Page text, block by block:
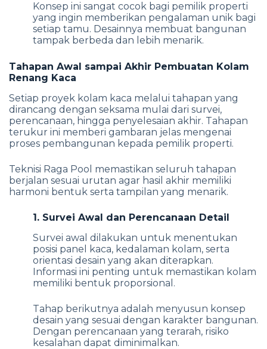
Konsep ini sangat cocok bagi pemilik properti
yang ingin memberikan pengalaman unik bagi
setiap tamu. Desainnya membuat bangunan
tampak berbeda dan lebih menarik.
Tahapan Awal sampai Akhir Pembuatan Kolam
Renang Kaca
Setiap proyek kolam kaca melalui tahapan yang
dirancang dengan seksama mulai dari survei,
perencanaan, hingga penyelesaian akhir. Tahapan
terukur ini memberi gambaran jelas mengenai
proses pembangunan kepada pemilik properti.
Teknisi Raga Pool memastikan seluruh tahapan
berjalan sesuai urutan agar hasil akhir memiliki
harmoni bentuk serta tampilan yang menarik.
1. Survei Awal dan Perencanaan Detail
Survei awal dilakukan untuk menentukan
posisi panel kaca, kedalaman kolam, serta
orientasi desain yang akan diterapkan.
Informasi ini penting untuk memastikan kolam
memiliki bentuk proporsional.
Tahap berikutnya adalah menyusun konsep
desain yang sesuai dengan karakter bangunan.
Dengan perencanaan yang terarah, risiko
kesalahan dapat diminimalkan.